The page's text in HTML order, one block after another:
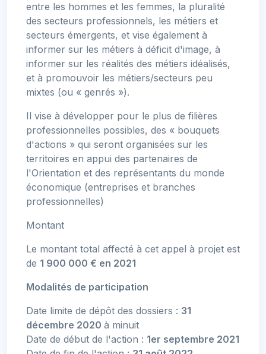
entre les hommes et les femmes, la pluralité
des secteurs professionnels, les métiers et
secteurs émergents, et vise également à
informer sur les métiers à déficit d'image, à
informer sur les réalités des métiers idéalisés,
et à promouvoir les métiers/secteurs peu
mixtes (ou « genrés »).
Il vise à développer pour le plus de filières
professionnelles possibles, des « bouquets
d'actions » qui seront organisées sur les
territoires en appui des partenaires de
l'Orientation et des représentants du monde
économique (entreprises et branches
professionnelles)
Montant
Le montant total affecté à cet appel à projet est
de 1 900 000 € en 2021
Modalités de participation
Date limite de dépôt des dossiers : 31
décembre 2020 à minuit
Date de début de l'action : 1er septembre 2021